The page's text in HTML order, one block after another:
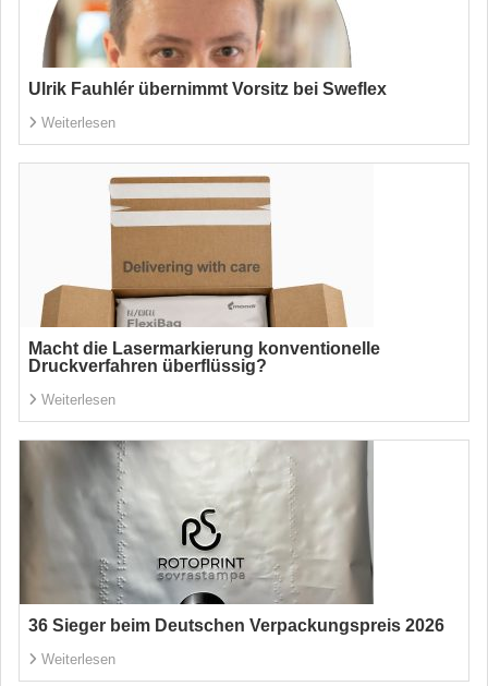
Ulrik Fauhlér übernimmt Vorsitz bei Sweflex
Weiterlesen
Macht die Lasermarkierung konventionelle
Druckverfahren überflüssig?
Weiterlesen
36 Sieger beim Deutschen Verpackungspreis 2026
Weiterlesen